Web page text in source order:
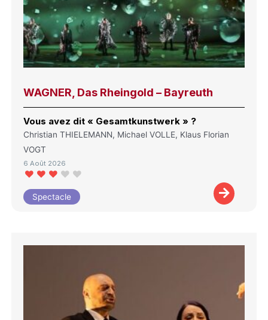
WAGNER, Das Rheingold – Bayreuth
Vous avez dit « Gesamtkunstwerk » ?
Christian THIELEMANN, Michael VOLLE, Klaus Florian
VOGT
6 Août 2026
Spectacle